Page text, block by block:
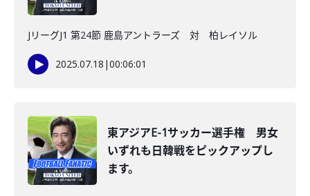
JリーグJ1 第24節 鹿島アントラーズ 対 柏レイソル
2025.07.18 |00:06:01
東アジアE-1サッカー選手権 男女
いずれも日韓戦をピックアップし
ます。